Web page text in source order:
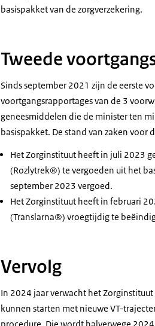
basispakket van de zorgverzekering.
Tweede
Sinds september 2021 zijn de eerste
voortgangsrapportages van de 3
geneesmiddelen die de minister ten
basispakket. De stand van zaken voor
Het Zorginstituut heeft in juli 2023
(Rozlytrek®) te vergoeden uit het
september 2023 vergoed.
Het Zorginstituut heeft in februari
(Translarna®) vroegtijdig te
Vervolg
In 2024 jaar verwacht het
kunnen starten met nieuwe VT-